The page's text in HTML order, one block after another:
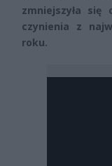
zmniejszyła
czynienia z
roku.